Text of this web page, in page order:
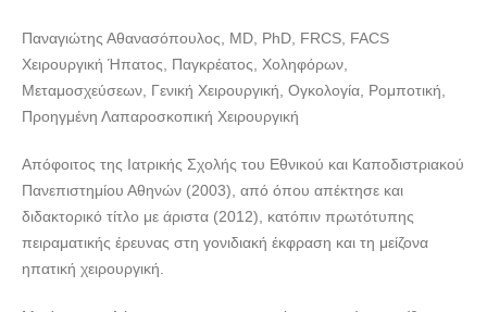
ΓΕΝΙΚΟΣ ΧΕΙΡΟΥΡΓΟΣ ΜΑΡΟΥΣΙ | ΑθΑΝΑΣΟΠΟΥΛΟΣ
ΠΑΝΑΓΙΩΤΗΣ---doctors4u.gr
ΓΕΝΙΚΟΣ ΧΕΙΡΟΥΡΓΟΣ ΜΑΡΟΥΣΙ | ΑθΑΝΑΣΟΠΟΥΛΟΣ
ΓΕΝΙΚΟΣ ΧΕΙΡΟΥΡΓΟΣ ΜΑΡΟΥΣΙ | ΑθΑΝΑΣΟΠΟΥΛΟΣ
ΠΑΝΑΓΙΩΤΗΣ---doctors4u.gr
ΓΕΝΙΚΟΣ ΧΕΙΡΟΥΡΓΟΣ ΜΑΡΟΥΣΙ | ΑθΑΝΑΣΟΠΟΥΛΟΣ
ΠΑΝΑΓΙΩΤΗΣ---doctors4u.gr
Παναγιώτης Αθανασόπουλος, MD, PhD, FRCS, FACS
Χειρουργική Ήπατος, Παγκρέατος, Χοληφόρων,
Μεταμοσχεύσεων, Γενική Χειρουργική, Ογκολογία, Ρομποτική,
Προηγμένη Λαπαροσκοπική Χειρουργική
Απόφοιτος της Ιατρικής Σχολής του Εθνικού και Καποδιστριακού
Πανεπιστημίου Αθηνών (2003), από όπου απέκτησε και
διδακτορικό τίτλο με άριστα (2012), κατόπιν πρωτότυπης
πειραματικής έρευνας στη γονιδιακή έκφραση και τη μείζονα
ηπατική χειρουργική.